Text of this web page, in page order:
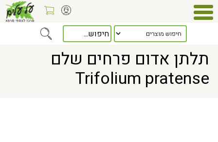
> תלתן אדום פרחים שלם Trifolium pratense
תלתן אדום פרחים שלם
Trifolium pratense